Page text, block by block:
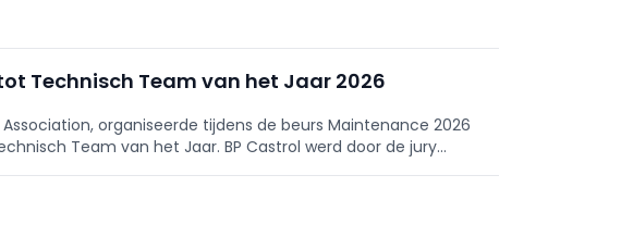
lekdebieten en economische verliezen berekenen ...
Technisch Team van het Jaar 2026
Association, organiseerde tijdens de beurs Maintenance 2026
Team van het Jaar. BP Castrol werd door de jury